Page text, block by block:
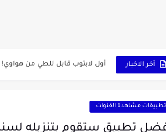
أخر الاخبار أول لابتوب قابل للطي من هواوي! MateBook X Fold Ultimate...
vidIQ: دليلك الذكي لتحسين سيو اليوتيوب ورفع نسبة المشاهدات 2025
أفضل ثلاث برامج في رمضان 2025: دليل شامل لأفضل التطبيقات...
تطبيقات مشاهدة القنوات